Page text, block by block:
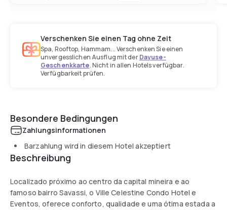
Verschenken Sie einen Tag ohne Zeit
Spa, Rooftop, Hammam... Verschenken Sie einen
unvergesslichen Ausflug mit derDayuse-
Geschenkkarte. Nicht in allen Hotels verfügbar.
Verfügbarkeit prüfen.
Besondere Bedingungen
Zahlungsinformationen
Barzahlung wird in diesem Hotel akzeptiert
Beschreibung
Localizado próximo ao centro da capital mineira e ao
famoso bairro Savassi, o Ville Celestine Condo Hotel e
Eventos, oferece conforto, qualidade e uma ótima estada a